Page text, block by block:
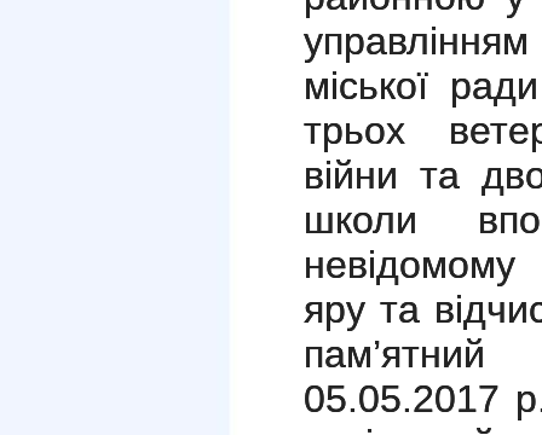
міської
трьох
війни та
школи
яру та
05.05.2017